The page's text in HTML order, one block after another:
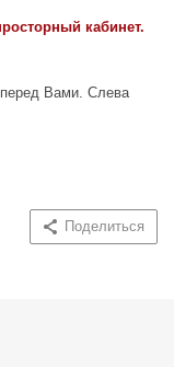
кабинет.
Вами. Слева
Поделиться